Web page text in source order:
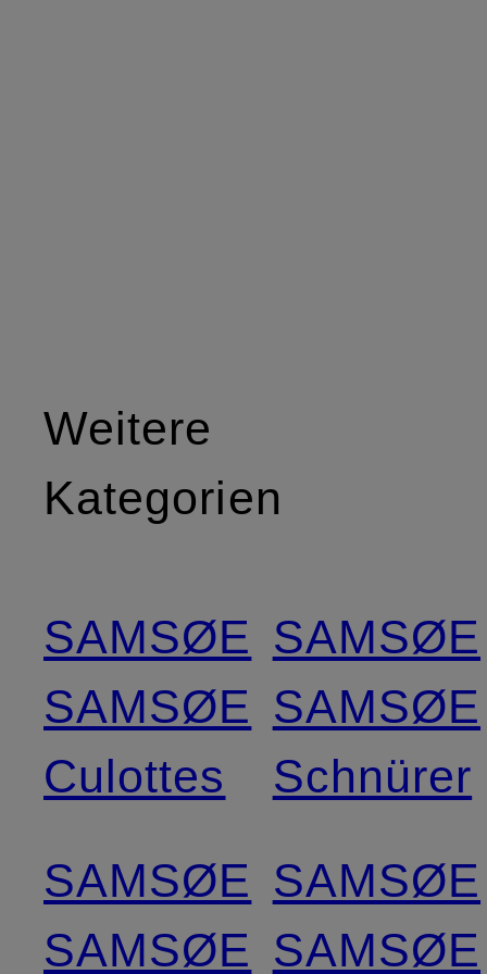
Weitere
Kategorien
SAMSØE
SAMSØE
Culottes
SAMSØE
SAMSØE
SAMSØE
SAMSØE
Schnürer
SAMSØE
SAMSØE